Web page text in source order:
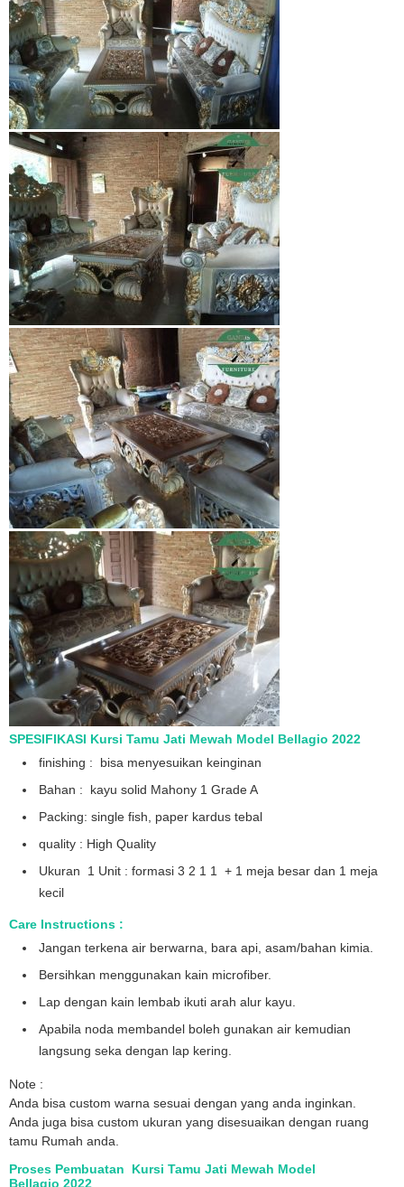
SPESIFIKASI Kursi Tamu Jati Mewah Model Bellagio 2022
finishing : bisa menyesuikan keinginan
Bahan : kayu solid Mahony 1 Grade A
Packing: single fish, paper kardus tebal
quality : High Quality
Ukuran 1 Unit : formasi 3 2 1 1 + 1 meja besar dan 1 meja
kecil
Care Instructions :
Jangan terkena air berwarna, bara api, asam/bahan kimia.
Bersihkan menggunakan kain microfiber.
Lap dengan kain lembab ikuti arah alur kayu.
Apabila noda membandel boleh gunakan air kemudian
langsung seka dengan lap kering.
Note :
Anda bisa custom warna sesuai dengan yang anda inginkan.
Anda juga bisa custom ukuran yang disesuaikan dengan ruang
tamu Rumah anda.
Proses Pembuatan Kursi Tamu Jati Mewah Model
Bellagio 2022